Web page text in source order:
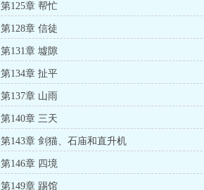
第125章 帮忙
第128章 信徒
第131章 墟隙
第134章 扯平
第137章 山雨
第140章 三天
第143章 剑猫、石庙和直升机
第146章 四境
第149章 踢馆